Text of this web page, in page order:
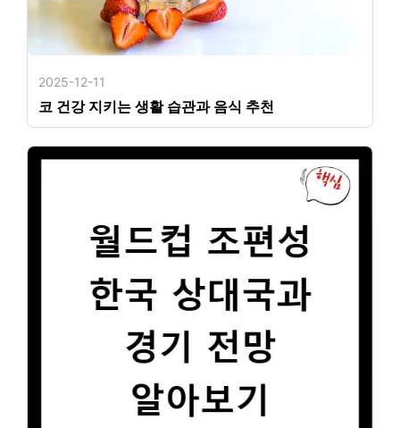
2025-12-11
코 건강 지키는 생활 습관과 음식 추천